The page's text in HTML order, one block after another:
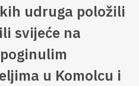
udruga položili
svijeće na
u Komolcu i